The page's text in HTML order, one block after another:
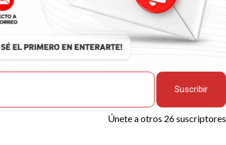
Suscribir
Únete a otros 26 suscriptores